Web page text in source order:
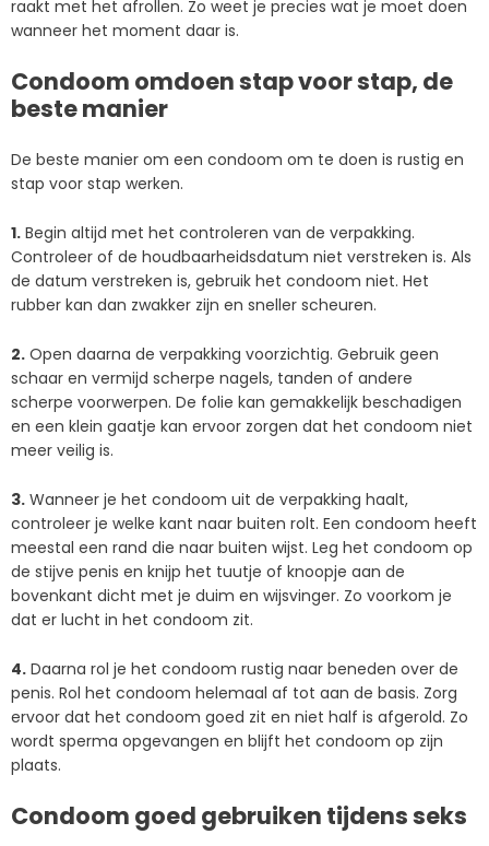
raakt met het afrollen. Zo weet je precies wat je moet doen
wanneer het moment daar is.
Condoom omdoen stap voor stap, de
beste manier
De beste manier om een condoom om te doen is rustig en
stap voor stap werken.
1. Begin altijd met het controleren van de verpakking.
Controleer of de houdbaarheidsdatum niet verstreken is. Als
de datum verstreken is, gebruik het condoom niet. Het
rubber kan dan zwakker zijn en sneller scheuren.
2. Open daarna de verpakking voorzichtig. Gebruik geen
schaar en vermijd scherpe nagels, tanden of andere
scherpe voorwerpen. De folie kan gemakkelijk beschadigen
en een klein gaatje kan ervoor zorgen dat het condoom niet
meer veilig is.
3. Wanneer je het condoom uit de verpakking haalt,
controleer je welke kant naar buiten rolt. Een condoom heeft
meestal een rand die naar buiten wijst. Leg het condoom op
de stijve penis en knijp het tuutje of knoopje aan de
bovenkant dicht met je duim en wijsvinger. Zo voorkom je
dat er lucht in het condoom zit.
4. Daarna rol je het condoom rustig naar beneden over de
penis. Rol het condoom helemaal af tot aan de basis. Zorg
ervoor dat het condoom goed zit en niet half is afgerold. Zo
wordt sperma opgevangen en blijft het condoom op zijn
plaats.
Condoom goed gebruiken tijdens seks